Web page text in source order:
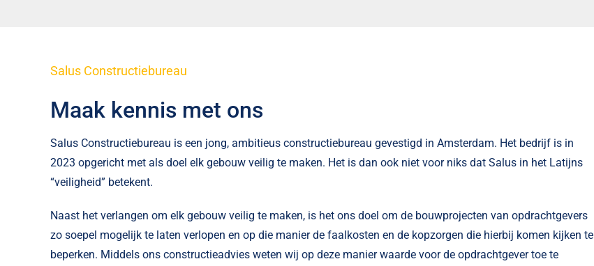
Salus Constructiebureau
Maak kennis met ons
Salus Constructiebureau is een jong, ambitieus constructiebureau gevestigd in Amsterdam. Het bedrijf is in
2023 opgericht met als doel elk gebouw veilig te maken. Het is dan ook niet voor niks dat Salus in het Latijns
“veiligheid” betekent.
Naast het verlangen om elk gebouw veilig te maken, is het ons doel om de bouwprojecten van opdrachtgevers
zo soepel mogelijk te laten verlopen en op die manier de faalkosten en de kopzorgen die hierbij komen kijken te
beperken. Middels ons constructieadvies weten wij op deze manier waarde voor de opdrachtgever toe te